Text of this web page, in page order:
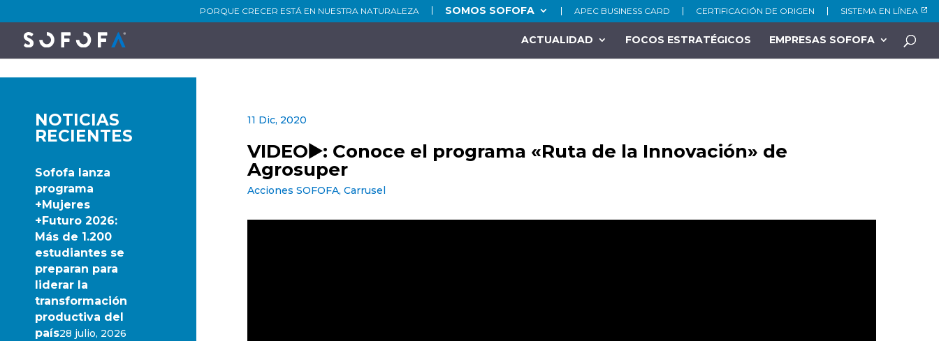
PORQUE CRECER ESTÁ EN NUESTRA NATURALEZA SOMOS SOFOFA APEC BUSINESS CARD CERTIFICACIÓN DE ORIGEN SISTEMA EN LÍNEA
ACTUALIDAD FOCOS ESTRATÉGICOS EMPRESAS SOFOFA
NOTICIAS
RECIENTES
Sofofa lanza
programa
+Mujeres
+Futuro 2026:
Más de 1.200
estudiantes se
preparan para
liderar la
transformación
productiva del
país28 julio, 2026
11 Dic, 2020
VIDEO▶️: Conoce el programa «Ruta de la Innovación» de
Agrosuper
Acciones SOFOFA,Carrusel